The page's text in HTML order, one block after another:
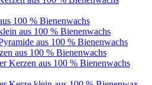
100 % Bienenwachs
aus 100 % Bienenwachs
aus 100 % Bienenwachs
aus 100 % Bienenwachs
Kerzen aus 100 % Bienenwachs